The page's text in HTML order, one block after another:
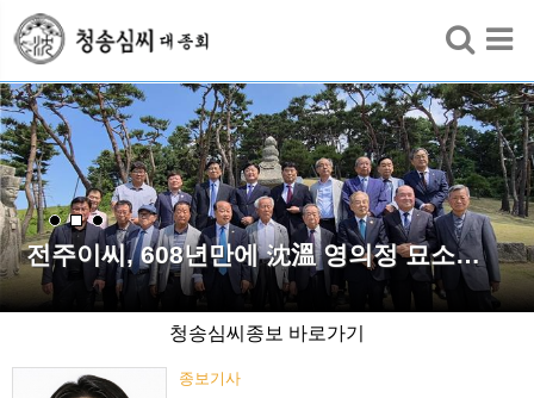
검색
전주이씨, 608년만에 沈溫 영의정 묘소…
청송심씨종보 바로가기
종보기사